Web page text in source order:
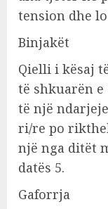
tension dhe
Binjakët
Qielli i kësaj
të shkuarën
të një
ri/re po
një nga ditët
datës 5.
Gaforrja